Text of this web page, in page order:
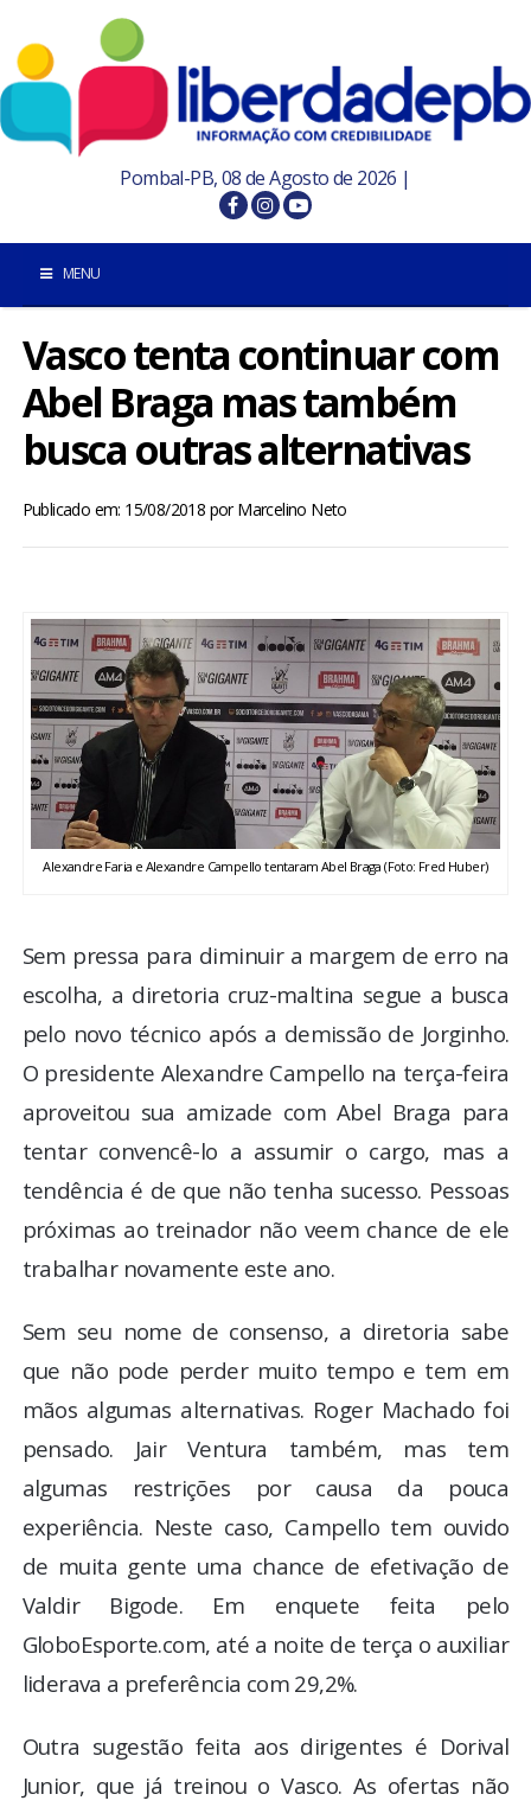
Pombal-PB, 08 de Agosto de 2026 |
MENU
INÍCIO
POMBAL E REGIÃO
BRASIL
ESPORTES
ENTRETENIMENTO
ENQUETE
FOTOS
Vasco tenta continuar com
Abel Braga mas também
busca outras alternativas
Publicado em: 15/08/2018 porMarcelino Neto
Alexandre Faria e Alexandre Campello tentaram Abel Braga (Foto: Fred Huber)
Sem pressa para diminuir a margem de erro na
escolha, a diretoria cruz-maltina segue a busca
pelo novo técnico após a demissão de Jorginho.
O presidente Alexandre Campello na terça-feira
aproveitou sua amizade com Abel Braga para
tentar convencê-lo a assumir o cargo, mas a
tendência é de que não tenha sucesso. Pessoas
próximas ao treinador não veem chance de ele
trabalhar novamente este ano.
Sem seu nome de consenso, a diretoria sabe
que não pode perder muito tempo e tem em
mãos algumas alternativas. Roger Machado foi
pensado. Jair Ventura também, mas tem
algumas restrições por causa da pouca
experiência. Neste caso, Campello tem ouvido
de muita gente uma chance de efetivação de
Valdir Bigode. Em enquete feita pelo
GloboEsporte.com, até a noite de terça o auxiliar
liderava a preferência com 29,2%.
Outra sugestão feita aos dirigentes é Dorival
Junior, que já treinou o Vasco. As ofertas não